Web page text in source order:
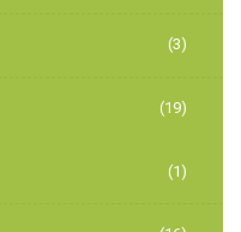
(3)
(19)
(1)